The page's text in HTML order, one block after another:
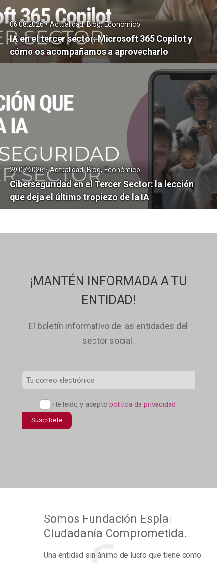
IA en el tercer sector: Microsoft 365 Copilot y
cómo os acompañamos a aprovecharlo
06.08.2026 • Actualidad, Blog, Económico
Ciberseguridad en el Tercer Sector: la lección
que deja el último tropiezo de la IA
29.07.2026 • Actualidad, Blog, Económico
¡MANTÉN INFORMADA A TU
ENTIDAD!
El boletín informativo de las entidades del
sector social.
Correo
Política
confidencialidad
He leído y aceptopolítica de privacidad
Suscríbete
Somos Fundación Esplai
Ciudadanía Comprometida.
Una entidad sin ánimo de lucro que tiene como